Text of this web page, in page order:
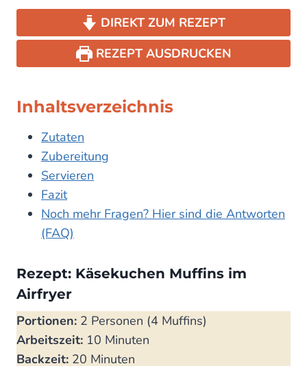
DIREKT ZUM REZEPT
REZEPT AUSDRUCKEN
Inhaltsverzeichnis
Zutaten
Zubereitung
Servieren
Fazit
Noch mehr Fragen? Hier sind die Antworten
(FAQ)
Rezept: Käsekuchen Muffins im
Airfryer
Portionen: 2 Personen (4 Muffins)
Arbeitszeit: 10 Minuten
Backzeit: 20 Minuten